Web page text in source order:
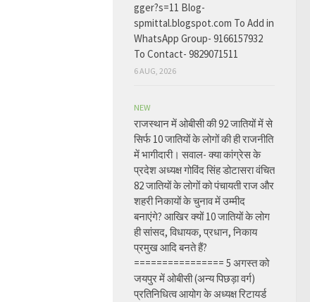
gger?s=11 Blog-
spmittal.blogspot.com To Add in
WhatsApp Group- 9166157932
To Contact- 9829071511
6 AUG, 2026
NEW
राजस्थान में ओबीसी की 92 जातियों में से
सिर्फ 10 जातियों के लोगों की ही राजनीति
में भागीदारी। सवाल- क्या कांग्रेस के
प्रदेश अध्यक्ष गोविंद सिंह डोटासरा वंचित
82 जातियों के लोगों को पंचायती राज और
शहरी निकायों के चुनाव में उम्मीद
बनाएंगे? आखिर क्यों 10 जातियों के लोग
ही सांसद, विधायक, प्रधान, निकाय
प्रमुख आदि बनते हैं?
================ 5 अगस्त को
जयपुर में ओबीसी (अन्य पिछड़ा वर्ग)
प्रतिनिधित्व आयोग के अध्यक्ष रिटायर्ड